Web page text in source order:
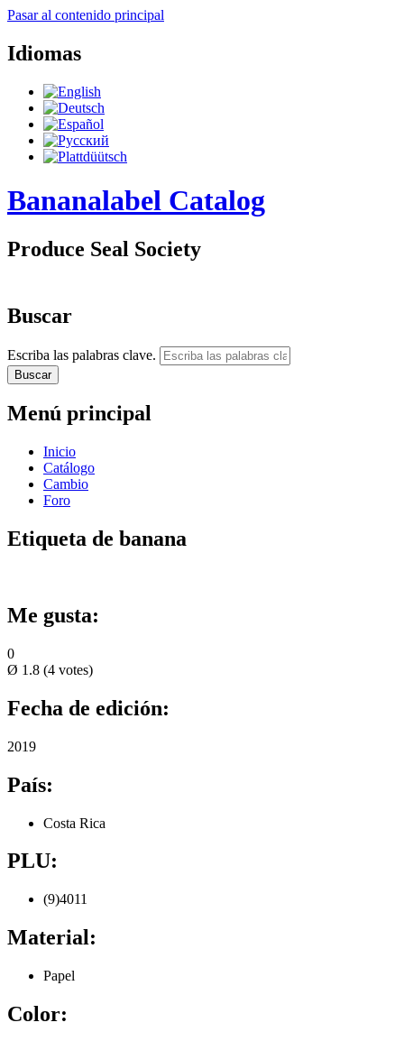
Pasar al contenido principal
Idiomas
Bananalabel Catalog
Produce Seal Society
Buscar
Escriba las palabras clave.
Menú principal
Inicio
Catálogo
Cambio
Foro
Etiqueta de banana
Me gusta:
0
Ø 1.8 (4 votes)
Fecha de edición:
2019
País:
Costa Rica
PLU:
(9)4011
Material:
Papel
Color: